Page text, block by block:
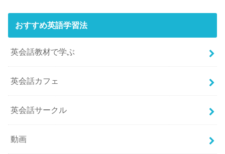
おすすめ英語学習法
英会話教材で学ぶ
英会話カフェ
英会話サークル
動画